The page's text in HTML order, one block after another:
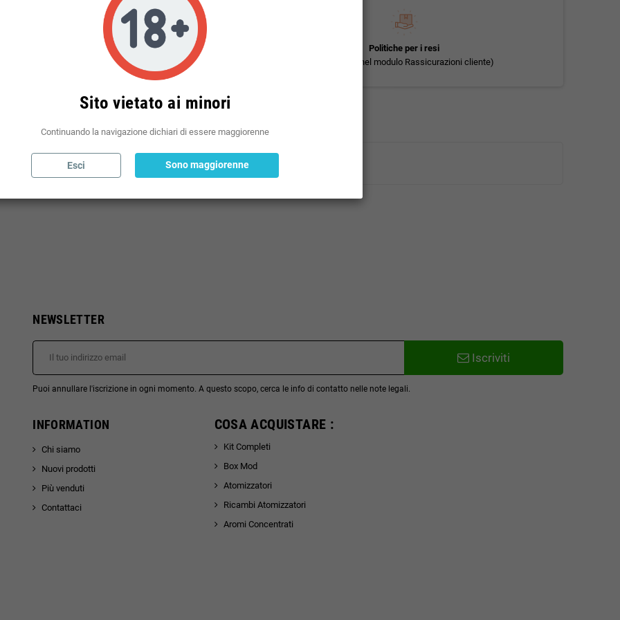
Politiche per le spedizioni
(modificale nel modulo Rassicurazioni cliente)
Politiche per i resi
(modificale nel modulo Rassicurazioni cliente)
NEWSLETTER
Iscriviti
Puoi annullare l'iscrizione in ogni momento. A questo scopo, cerca le info di contatto nelle note legali.
INFORMATION
Chi siamo
Nuovi prodotti
Più venduti
Contattaci
COSA ACQUISTARE :
Kit Completi
Box Mod
Atomizzatori
Ricambi Atomizzatori
Aromi Concentrati
Sito vietato ai minori
Continuando la navigazione dichiari di essere maggiorenne
Esci Sono maggiorenne